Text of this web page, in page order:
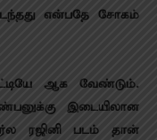
என்பதே சோகம்
ஆக வேண்டும்.
இடையிலான
ரஜினி படம் தான்